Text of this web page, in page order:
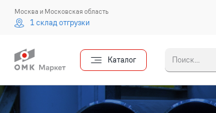
Москва и Московская область
1 склад отгрузки
Каталог